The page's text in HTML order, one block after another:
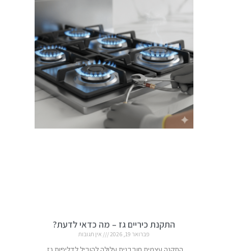
התקנת כיריים גז – מה כדאי לדעת?
פברואר 19, 2026 אין תגובות